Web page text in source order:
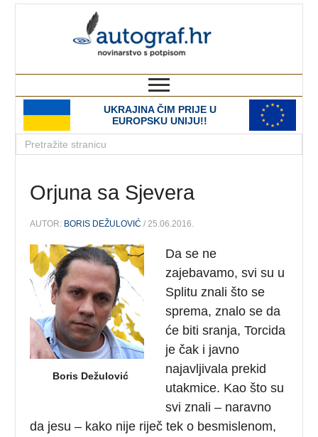
UKRAJINA ČIM PRIJE U
EUROPSKU UNIJU!!
Orjuna sa Sjevera
AUTOR: BORIS DEŽULOVIĆ / 25.06.2016.
Boris Dežulović
Da se ne
zajebavamo, svi su u
Splitu znali što se
sprema, znalo se da
će biti sranja, Torcida
je čak i javno
najavljivala prekid
utakmice. Kao što su
svi znali – naravno
da jesu – kako nije riječ tek o besmislenom,